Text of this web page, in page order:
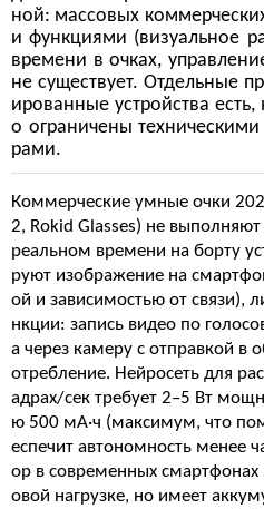
ной: массовых
и функциями (визуальное
времени в очках,
не существует. Отдельные
ированные устройства
о ограничены
рами.
Коммерческие умные очки
2, Rokid Glasses) не
реальном времени на борту
руют изображение на
ой и зависимостью от связи),
нкции: запись видео по
а через камеру с отправкой в
отребление. Нейросеть для
адрах/сек требует 2–5 Вт
ю 500 мА·ч (максимум, что
еспечит автономность менее
ор в современных смартфонах
овой нагрузке, но имеет